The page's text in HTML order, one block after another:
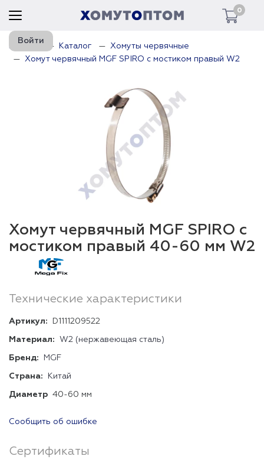
0
Войти
Главная Каталог
Хомуты червячные
Хомут червячный MGF SPIRO с мостиком правый W2
Хомут червячный MGF SPIRO с
мостиком правый 40-60 мм W2
Технические характеристики
Артикул: D1111209522
Материал: W2 (нержавеющая сталь)
Бренд: MGF
Страна: Китай
Диаметр 40-60 мм
Сообщить об ошибке
Сертификаты